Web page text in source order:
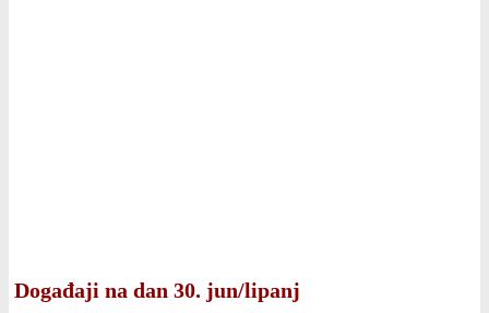
Događaji na dan 30. jun/lipanj